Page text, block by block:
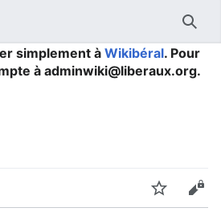
simplement à Wikibéral. Pour
à adminwiki@liberaux.org.
Suivre